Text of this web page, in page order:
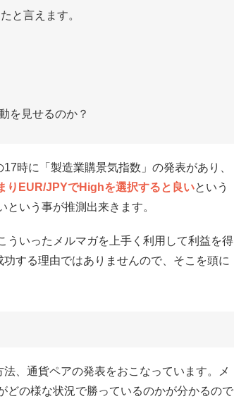
と言えます。
を見せるのか？
時に「製造業購景気指数」の発表があり、
りEUR/JPYでHighを選択すると良いという
いう事が推測出来きます。
ういったメルマガを上手く利用して利益を得
する理由ではありませんので、そこを頭に
、通貨ペアの発表をおこなっています。メ
どの様な状況で勝っているのかが分かるので